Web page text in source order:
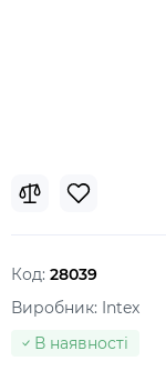
Код: 28039
Виробник: Intex
В наявності